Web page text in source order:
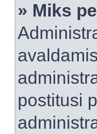
» Miks
postitusi